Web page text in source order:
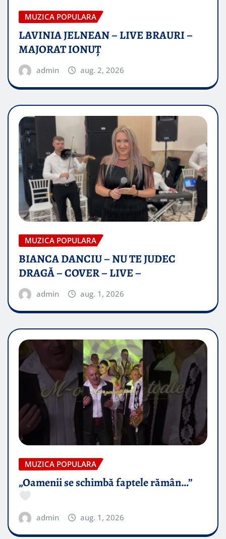
MUZICA POPULARA
LAVINIA JELNEAN – LIVE BRAURI –
MAJORAT IONUŢ
admin aug. 2, 2026
MUZICA POPULARA
BIANCA DANCIU – NU TE JUDEC
DRAGĂ – COVER – LIVE –
admin aug. 1, 2026
MUZICA POPULARA
„Oamenii se schimbă faptele rămân…”
admin aug. 1, 2026